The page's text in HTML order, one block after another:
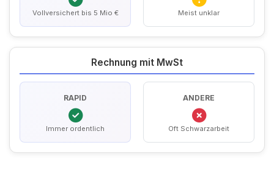
Vollversichert bis 5 Mio € Meist unklar
Rechnung mit MwSt
RAPID
Immer ordentlich
ANDERE
Oft Schwarzarbeit